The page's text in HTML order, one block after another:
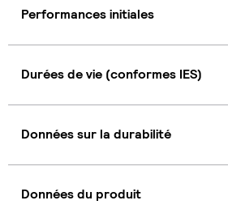
Performances initiales
Durées de vie (conformes IES)
Données sur la durabilité
Données du produit